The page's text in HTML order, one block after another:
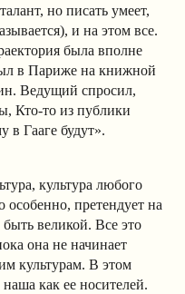
но писать умеет,
и на этом все.
была вполне
в Париже на книжной
Ведущий спросил,
Кто-то из публики
в Гааге будут».
культура любого
особенно, претендует на
великой. Все это
она не начинает
культурам. В этом
как ее носителей.